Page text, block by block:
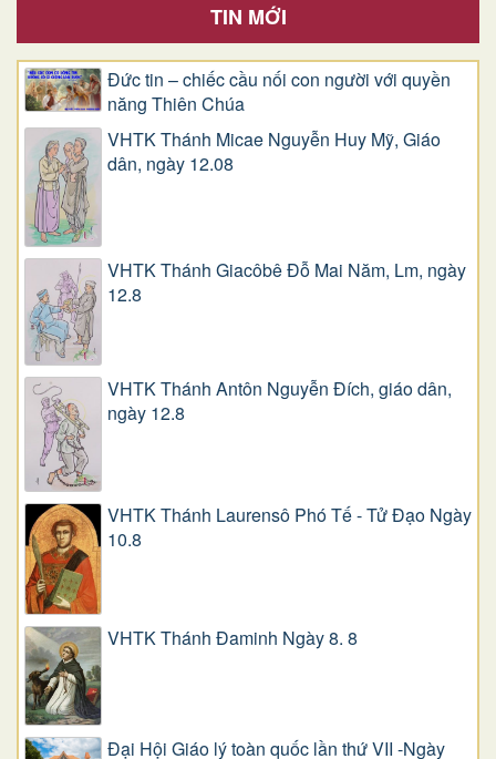
TIN MỚI
Đức tin – chiếc cầu nối con người với quyền
năng Thiên Chúa
VHTK Thánh Micae Nguyễn Huy Mỹ, Giáo
dân, ngày 12.08
VHTK Thánh Giacôbê Ðỗ Mai Năm, Lm, ngày
12.8
VHTK Thánh Antôn Nguyễn Ðích, giáo dân,
ngày 12.8
VHTK Thánh Laurensô Phó Tế - Tử Đạo Ngày
10.8
VHTK Thánh Đaminh Ngày 8. 8
Đại Hội Giáo lý toàn quốc lần thứ VII -Ngày